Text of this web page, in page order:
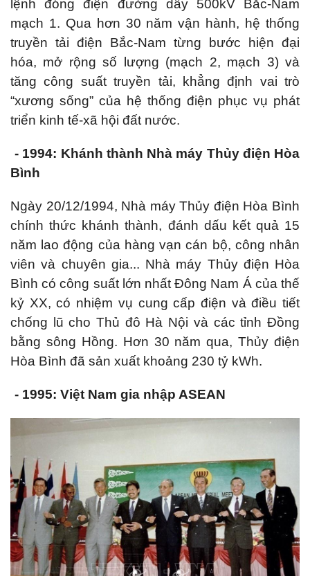
lệnh đóng điện đường dây 500kV Bắc-Nam
mạch 1. Qua hơn 30 năm vận hành, hệ thống
truyền tải điện Bắc-Nam từng bước hiện đại
hóa, mở rộng số lượng (mạch 2, mạch 3) và
tăng công suất truyền tải, khẳng định vai trò
“xương sống” của hệ thống điện phục vụ phát
triển kinh tế-xã hội đất nước.
- 1994: Khánh thành Nhà máy Thủy điện Hòa
Bình
Ngày 20/12/1994, Nhà máy Thủy điện Hòa Bình
chính thức khánh thành, đánh dấu kết quả 15
năm lao động của hàng vạn cán bộ, công nhân
viên và chuyên gia... Nhà máy Thủy điện Hòa
Bình có công suất lớn nhất Đông Nam Á của thế
kỷ XX, có nhiệm vụ cung cấp điện và điều tiết
chống lũ cho Thủ đô Hà Nội và các tỉnh Đồng
bằng sông Hồng. Hơn 30 năm qua, Thủy điện
Hòa Bình đã sản xuất khoảng 230 tỷ kWh.
- 1995: Việt Nam gia nhập ASEAN